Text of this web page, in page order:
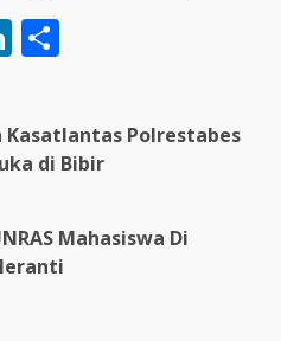
LinkedIn
Kasatlantas Polrestabes
di Bibir
Mahasiswa Di